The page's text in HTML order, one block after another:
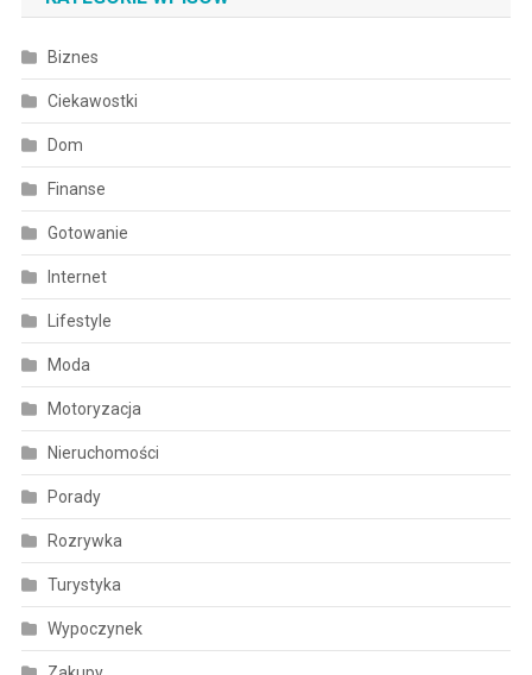
Biznes
Ciekawostki
Dom
Finanse
Gotowanie
Internet
Lifestyle
Moda
Motoryzacja
Nieruchomości
Porady
Rozrywka
Turystyka
Wypoczynek